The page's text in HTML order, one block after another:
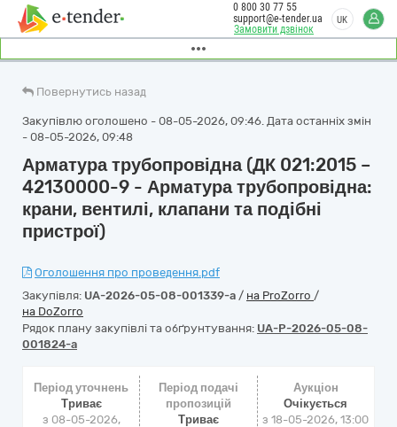
Замовити дзвінок
0 800 30 77 55
support@e-tender.ua
UK
Повернутись назад
Закупівлю оголошено - 08-05-2026, 09:46. Дата останніх змін
- 08-05-2026, 09:48
Арматура трубопровідна (ДК 021:2015 –
42130000-9 - Арматура трубопровідна:
крани, вентилі, клапани та подібні
пристрої)
Оголошення про проведення.pdf
Закупівля: UA-2026-05-08-001339-a / на ProZorro /
на DoZorro
Рядок плану закупівлі та обґрунтування: UA-P-2026-05-08-
001824-a
Період уточнень
Триває
з 08-05-2026,
Період подачі
пропозицій
Триває
Аукціон
Очікується
з18-05-2026, 13:00